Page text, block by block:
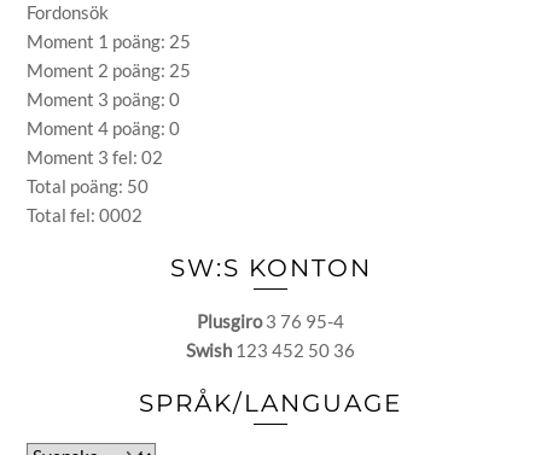
Fordonsök
Moment 1 poäng: 25
Moment 2 poäng: 25
Moment 3 poäng: 0
Moment 4 poäng: 0
Moment 3 fel: 02
Total poäng: 50
Total fel: 0002
SW:S KONTON
Plusgiro3 76 95-4
Swish 123 452 50 36
SPRÅK/LANGUAGE